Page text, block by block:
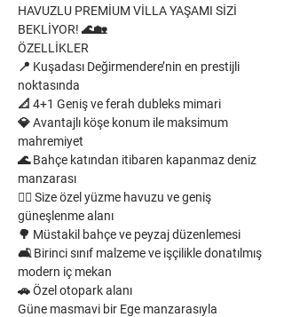
HAVUZLU PREMİUM VİLLA YAŞAMI SİZİ
BEKLİYOR! 🌊🏡
​ÖZELLİKLER
​📍 Kuşadası Değirmendere’nin en prestijli
noktasında
📐 4+1 Geniş ve ferah dubleks mimari
💎 Avantajlı köşe konum ile maksimum
mahremiyet
🌊 Bahçe katından itibaren kapanmaz deniz
manzarası
🏊‍♂️ Size özel yüzme havuzu ve geniş
güneşlenme alanı
🌳 Müstakil bahçe ve peyzaj düzenlemesi
🛋️ Birinci sınıf malzeme ve işçilikle donatılmış
modern iç mekan
🚗 Özel otopark alanı
​Güne masmavi bir Ege manzarasıyla